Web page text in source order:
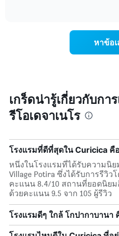
แต่ละ
วัน
ของ
สัปดาห์
มี
แกน
X
1
แกน
แสดง
วัน
สัปดาห์
แผนภูมิ
หาข้อ
เกร็ดน่ารู้เกี่ยวกับกา
รีโอเดจาเนโร
โรงแรมที่ดีที่สุดใน Curicica คื
หนึ่งในโรงแรมที่ได้รับความนิ
Village Potira ซึ่งได้รับการรีวิว
คะแนน 8.4/10 สถานที่ยอดนิยม
ด้วยคะแนน 9.5 จาก 105 ผู้รีวิว
โรงแรมดีๆ ใกล้ โกปากาบานา